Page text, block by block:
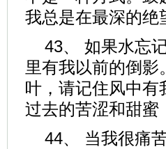
我总是在最深的绝
43、 如果水忘
里有我以前的倒
叶，请记住风中有
过去的苦涩和甜蜜
44、 当我很痛